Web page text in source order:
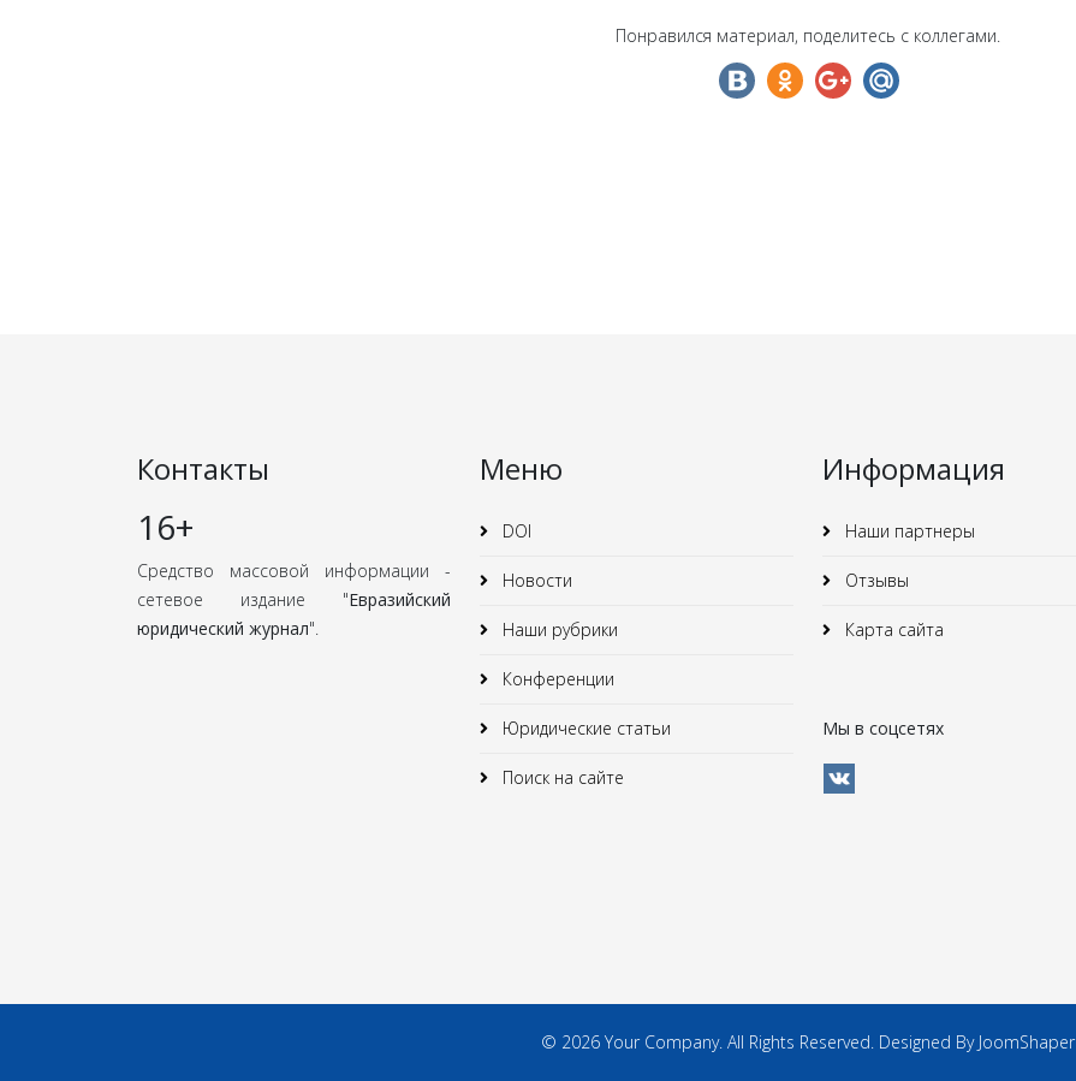
Понравился материал, поделитесь с коллегами.
Контакты
16+
Средство массовой информации -
сетевое издание "Евразийский
юридический журнал".
Меню
DOI
Новости
Наши рубрики
Конференции
Юридические статьи
Поиск на сайте
Информация
Наши партнеры
Отзывы
Карта сайта
Мы в соцсетях
© 2026 Your Company. All Rights Reserved. Designed By JoomShaper